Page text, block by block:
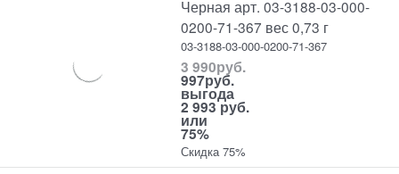
Черная арт. 03-3188-03-000-
0200-71-367 вес 0,73 г
03-3188-03-000-0200-71-367
3 990руб.
997руб.
выгода
2 993 руб.
или
75%
Скидка 75%